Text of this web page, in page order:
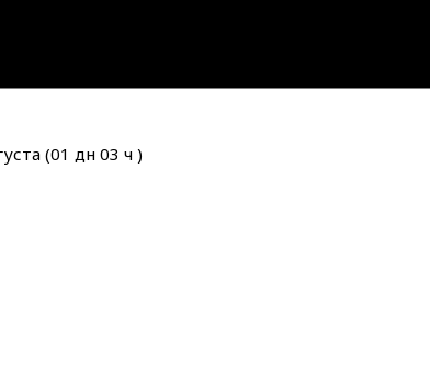
(01 дн 03 ч )